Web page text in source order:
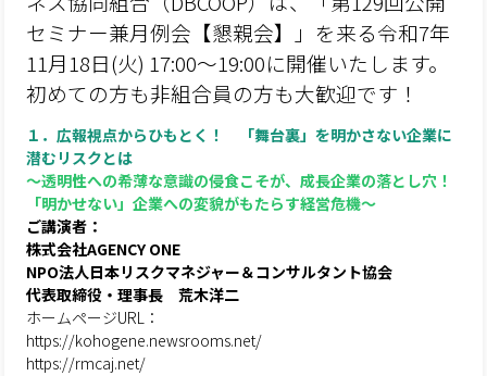
セミナー兼月例会【懇親会】」を来る令和7年
11月18日(火) 17:00～19:00に開催いたします。
初めての方も非組合員の方も大歓迎です！
１．広報視点からひもとく！ 「舞台裏」を明かさない企業に
潜むリスクとは
～透明性への希薄な意識の侵食こそが、成長企業の落とし穴！
「明かせない」企業への変貌がもたらす経営危機～
ご講演者：
株式会社AGENCY ONE
NPO法人日本リスクマネジャー＆コンサルタント協会
代表取締役・理事長 荒木洋二
ホームページURL：
https://kohogene.newsrooms.net/
https://rmcaj.net/